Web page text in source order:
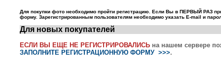
Для покупки фото необходимо пройти регистрацию. Если Вы в ПЕРВЫЙ РАЗ
форму. Зарегистрированным пользователям необходимо указать E-mail и
Для новых покупателей
ЕСЛИ ВЫ ЕЩЕ НЕ РЕГИСТРИРОВАЛИСЬ на нашем сервере
ЗАПОЛНИТЕ РЕГИСТРАЦИОННУЮ ФОРМУ >>>.